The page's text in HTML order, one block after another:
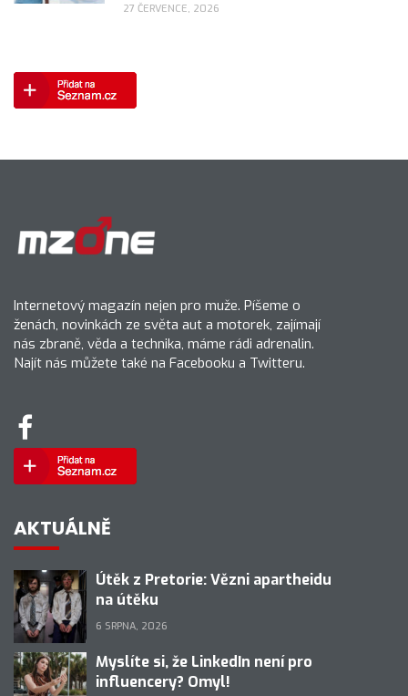
27 ČERVENCE, 2026
Internetový magazín nejen pro muže. Píšeme o
ženách, novinkách ze světa aut a motorek, zajímají
nás zbraně, věda a technika, máme rádi adrenalin.
Najít nás můžete také na Facebooku a Twitteru.
AKTUÁLNĚ
Útěk z Pretorie: Vězni apartheidu
na útěku
6 SRPNA, 2026
Myslíte si, že LinkedIn není pro
influencery? Omyl!